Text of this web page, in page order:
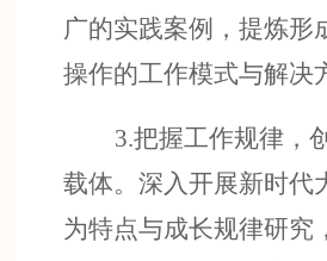
广的实践案例，提炼形
操作的工作模式与解决
3.把握工作规律，
载体。深入开展新时代
为特点与成长规律研究